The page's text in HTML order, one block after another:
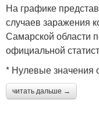
На графике
случаев заражения
Самарской области
официальной
* Нулевые значения
читать дальше →